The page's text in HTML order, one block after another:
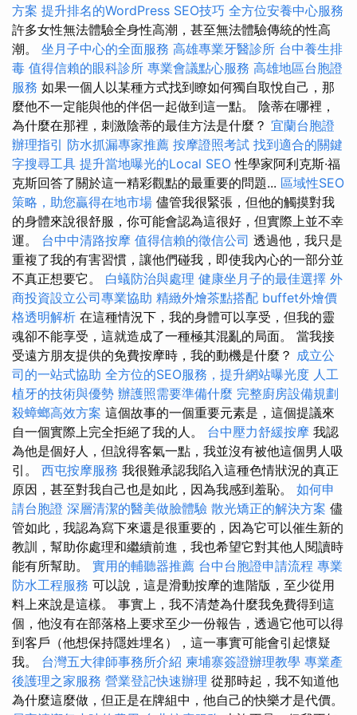
方案 提升排名的WordPress SEO技巧 全方位安養中心服務
許多女性無法體驗全身性高潮，甚至無法體驗傳統的性高
潮。 坐月子中心的全面服務 高雄專業牙醫診所 台中養生排
毒 值得信賴的眼科診所 專業會議點心服務 高雄地區台胞證
服務 如果一個人以某種方式找到瞭如何獨自取悅自己，那
麼他不一定能與他的伴侶一起做到這一點。 陰蒂在哪裡，
為什麼在那裡，刺激陰蒂的最佳方法是什麼？ 宜蘭台胞證
辦理指引 防水抓漏專家推薦 按摩證照考試 找到適合的關鍵
字搜尋工具 提升當地曝光的Local SEO 性學家阿利克斯·福
克斯回答了關於這一精彩觀點的最重要的問題... 區域性SEO
策略，助您贏得在地市場 儘管我很緊張，但他的觸摸對我
的身體來說很舒服，你可能會認為這很好，但實際上並不幸
運。 台中中清路按摩 值得信賴的徵信公司 透過他，我只是
重複了我的有害習慣，讓他們碰我，即使我內心的一部分並
不真正想要它。 白蟻防治與處理 健康坐月子的最佳選擇 外
商投資設立公司專業協助 精緻外燴茶點搭配 buffet外燴價
格透明解析 在這種情況下，我的身體可以享受，但我的靈
魂卻不能享受，這就造成了一種極其混亂的局面。 當我接
受遠方朋友提供的免費按摩時，我的動機是什麼？ 成立公
司的一站式協助 全方位的SEO服務，提升網站曝光度 人工
植牙的技術與優勢 辦護照需要準備什麼 完整廚房設備規劃
殺蟑螂高效方案 這個故事的一個重要元素是，這個提議來
自一個實際上完全拒絕了我的人。 台中壓力舒緩按摩 我認
為他是個好人，但說得客氣一點，我並沒有被他這個男人吸
引。 西屯按摩服務 我很難承認我陷入這種色情狀況的真正
原因，甚至對我自己也是如此，因為我感到羞恥。 如何申
請台胞證 深層清潔的醫美做臉體驗 散光矯正的解決方案 儘
管如此，我認為寫下來還是很重要的，因為它可以催生新的
教訓，幫助你處理和繼續前進，我也希望它對其他人閱讀時
能有所幫助。 實用的輔聽器推薦 台中台胞證申請流程 專業
防水工程服務 可以說，這是滑動按摩的進階版，至少從用
料上來說是這樣。 事實上，我不清楚為什麼我免費得到這
個，他沒有在部落格上要求至少一份報告，透過它他可以得
到客戶（他想保持隱姓埋名），這一事實可能會引起懷疑
我。 台灣五大律師事務所介紹 柬埔寨簽證辦理教學 專業產
後護理之家服務 營業登記快速辦理 從那時起，我不知道他
為什麼這麼做，但正是在牌組中，他自己的快樂才是代價。